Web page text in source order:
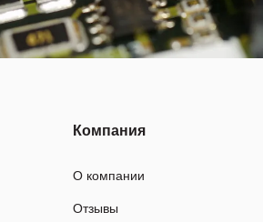
Компания
О компании
Отзывы